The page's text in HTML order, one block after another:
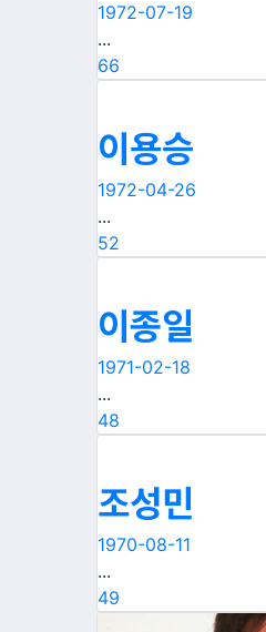
1972-07-19
...
66
이용승
1972-04-26
...
52
이종일
1971-02-18
...
48
조성민
1970-08-11
...
49